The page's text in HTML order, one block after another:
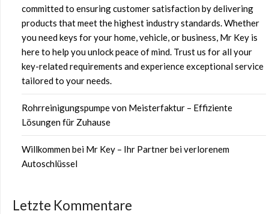
committed to ensuring customer satisfaction by delivering
products that meet the highest industry standards. Whether
you need keys for your home, vehicle, or business, Mr Key is
here to help you unlock peace of mind. Trust us for all your
key-related requirements and experience exceptional service
tailored to your needs.
Rohrreinigungspumpe von Meisterfaktur – Effiziente
Lösungen für Zuhause
Willkommen bei Mr Key – Ihr Partner bei verlorenem
Autoschlüssel
Letzte Kommentare